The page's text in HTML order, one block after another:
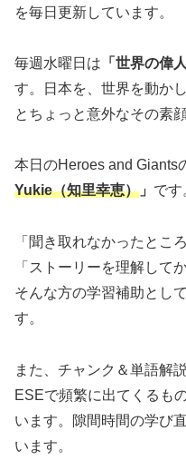
を毎日更新しています。
毎週水曜日は 「世界の偉
す。日本を、世界を動か
とちょっと意外なその素
本日のHeroes and Giants
Yukie（知里幸恵） 」 です
「聞き取れなかったとこ
「ストーリーを理解して
そんな方の学習補助とし
す。
また、チャンク＆単語解
ESEで頻繁に出てくるも
います。隙間時間の学び
います。